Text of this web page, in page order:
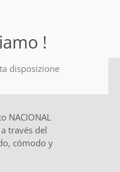
!
disposizione
NACIONAL
través del
cómodo y